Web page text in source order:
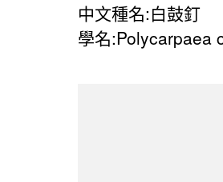
中文種名:白鼓釘
學名:Polycarpaea